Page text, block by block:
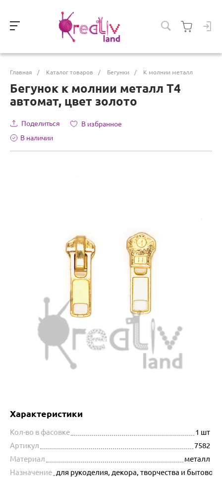
Главная / Каталог товаров / Бегунки / К молнии металл
Бегунок к молнии металл Т4
автомат, цвет золото
Поделиться
В избранное
В наличии
Характеристики
Кол-во в фасовке
1 шт
Артикул
7582
Материал
металл
Назначение для рукоделия, декора, творчества и